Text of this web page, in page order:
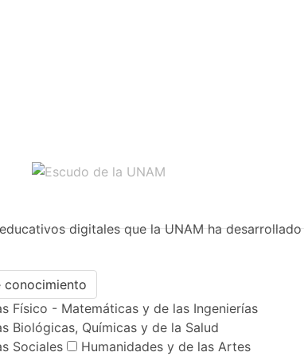
digitales que la UNAM ha
conocimiento
Físico - Matemáticas y de las Ingenierías
Biológicas, Químicas y de la Salud
Sociales
Humanidades y de las Artes